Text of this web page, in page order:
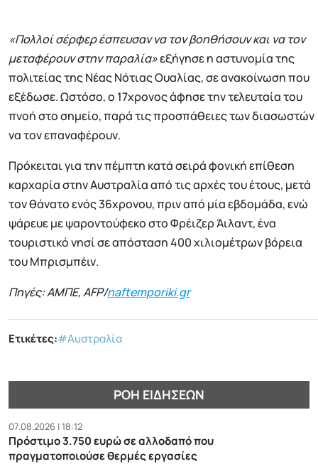
«Πολλοί σέρφερ έσπευσαν να τον βοηθήσουν και να τον
μεταφέρουν στην παραλία»εξήγησε η αστυνομία της
πολιτείας της Νέας Νότιας Ουαλίας, σε ανακοίνωση που
εξέδωσε. Ωστόσο, ο 17χρονος άφησε την τελευταία του
πνοή στο σημείο, παρά τις προσπάθειες των διασωστών
να τον επαναφέρουν.
Πρόκειται για την πέμπτη κατά σειρά φονική επίθεση
καρχαρία στην Αυστραλία από τις αρχές του έτους, μετά
τον θάνατο ενός 36χρονου, πριν από μία εβδομάδα, ενώ
ψάρευε με ψαροντούφεκο στο Φρέιζερ Άιλαντ, ένα
τουριστικό νησί σε απόσταση 400 χιλιομέτρων βόρεια
του Μπρισμπέιν.
Πηγές: ΑΜΠΕ, AFP/naftemporiki.gr
Ετικέτες:#Αυστραλία
ΡΟΉ ΕΙΔΉΣΕΩΝ
07.08.2026 | 18:12
Πρόστιμο 3.750 ευρώ σε αλλοδαπό που
πραγματοποιούσε θερμές εργασίες